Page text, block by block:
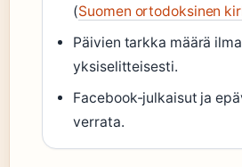
(Suomen ortodoksinen
Päivien tarkka määrä
yksiselitteisesti.
Facebook-julkaisut ja
verrata.